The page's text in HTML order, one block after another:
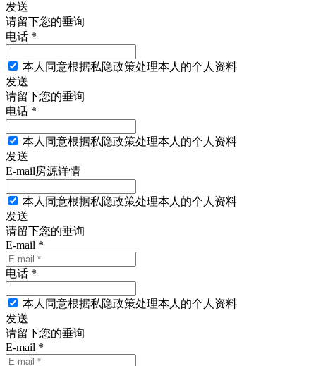
发送
请留下您的垂询
电话 *
本人同意根据私隐政策处理本人的个人资料
发送
请留下您的垂询
电话 *
本人同意根据私隐政策处理本人的个人资料
发送
E-mail房源详情
本人同意根据私隐政策处理本人的个人资料
发送
请留下您的垂询
E-mail *
电话 *
本人同意根据私隐政策处理本人的个人资料
发送
请留下您的垂询
E-mail *